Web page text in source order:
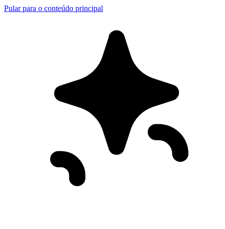
Pular para o conteúdo principal